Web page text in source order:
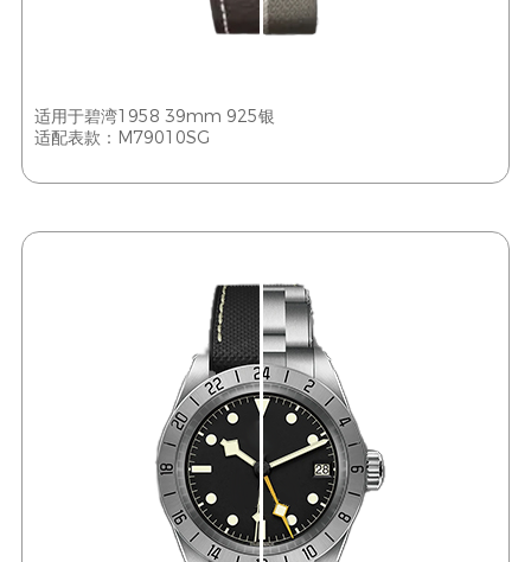
适用于碧湾1958 39mm 925银
适配表款：M79010SG